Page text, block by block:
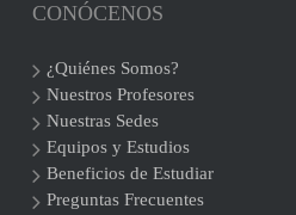
CONÓCENOS
¿Quiénes Somos?
Nuestros Profesores
Nuestras Sedes
Equipos y Estudios
Beneficios de Estudiar
Preguntas Frecuentes